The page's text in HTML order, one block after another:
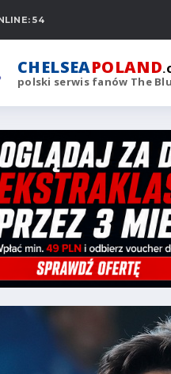
54
CHELSEAPOLAND
polski serwis fanów The